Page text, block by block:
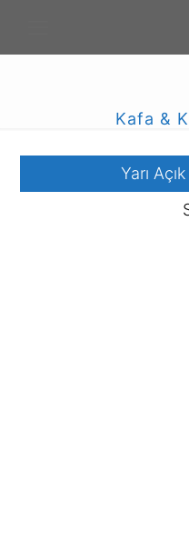
Kafa &
Yarı